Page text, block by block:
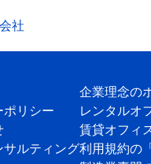
社
リシー
ルティング
企業理念の
レンタルオ
賃貸オフィ
利用規約の